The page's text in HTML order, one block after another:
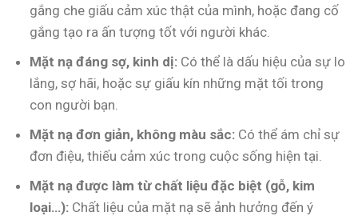
gắng che giấu cảm xúc thật của mình, hoặc đang cố
gắng tạo ra ấn tượng tốt với người khác.
Mặt nạ đáng sợ, kinh dị: Có thể là dấu hiệu của sự lo
lắng, sợ hãi, hoặc sự giấu kín những mặt tối trong
con người bạn.
Mặt nạ đơn giản, không màu sắc: Có thể ám chỉ sự
đơn điệu, thiếu cảm xúc trong cuộc sống hiện tại.
Mặt nạ được làm từ chất liệu đặc biệt (gỗ, kim
loại…): Chất liệu của mặt nạ sẽ ảnh hưởng đến ý